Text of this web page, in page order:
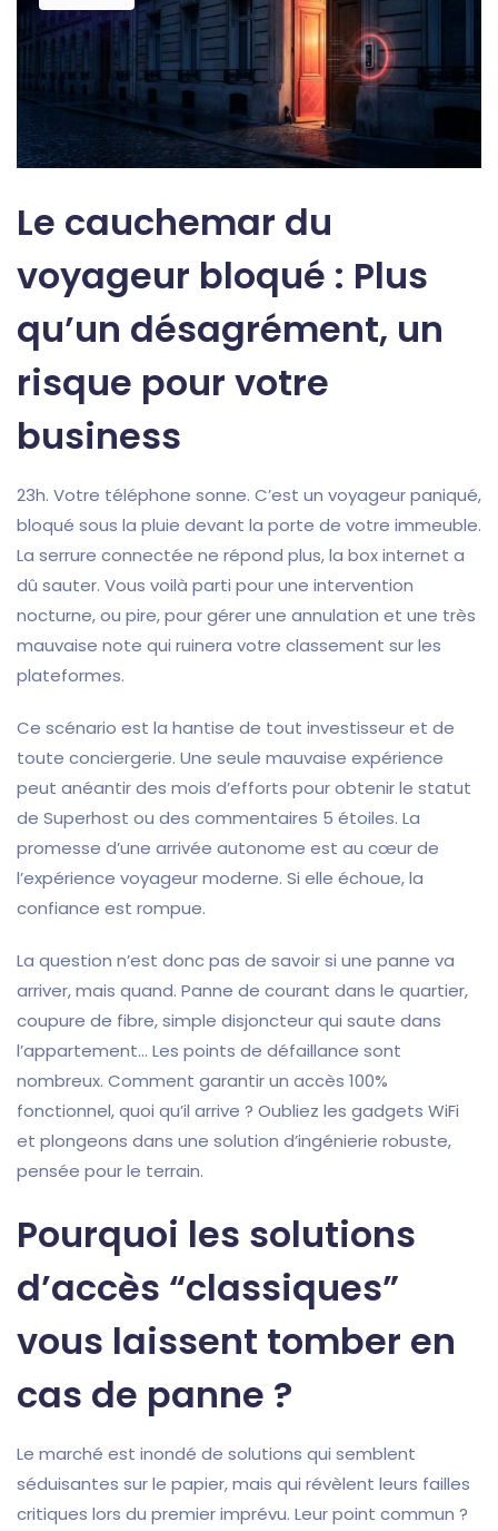
Le cauchemar du
voyageur bloqué : Plus
qu’un désagrément, un
risque pour votre
business
23h. Votre téléphone sonne. C’est un voyageur paniqué,
bloqué sous la pluie devant la porte de votre immeuble.
La serrure connectée ne répond plus, la box internet a
dû sauter. Vous voilà parti pour une intervention
nocturne, ou pire, pour gérer une annulation et une très
mauvaise note qui ruinera votre classement sur les
plateformes.
Ce scénario est la hantise de tout investisseur et de
toute conciergerie. Une seule mauvaise expérience
peut anéantir des mois d’efforts pour obtenir le statut
de Superhost ou des commentaires 5 étoiles. La
promesse d’une arrivée autonome est au cœur de
l’expérience voyageur moderne. Si elle échoue, la
confiance est rompue.
La question n’est donc pas de savoir si une panne va
arriver, mais quand. Panne de courant dans le quartier,
coupure de fibre, simple disjoncteur qui saute dans
l’appartement… Les points de défaillance sont
nombreux. Comment garantir un accès 100%
fonctionnel, quoi qu’il arrive ? Oubliez les gadgets WiFi
et plongeons dans une solution d’ingénierie robuste,
pensée pour le terrain.
Pourquoi les solutions
d’accès “classiques”
vous laissent tomber en
cas de panne ?
Le marché est inondé de solutions qui semblent
séduisantes sur le papier, mais qui révèlent leurs failles
critiques lors du premier imprévu. Leur point commun ?